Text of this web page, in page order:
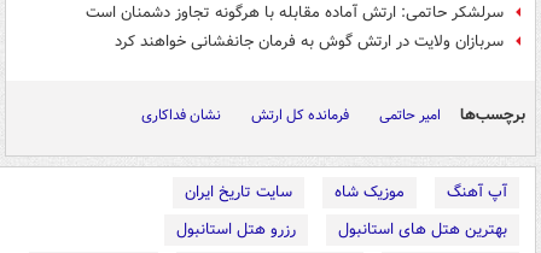
سرلشکر حاتمی: ارتش آماده مقابله با هرگونه تجاوز دشمنان است
سربازان ولایت در ارتش گوش به فرمان جانفشانی خواهند کرد
برچسب‌ها امیر حاتمی فرمانده کل ارتش نشان فداکاری
آپ آهنگ موزیک شاه
سایت تاریخ ایران
بهترین هتل های استانبول
رزرو هتل استانبول